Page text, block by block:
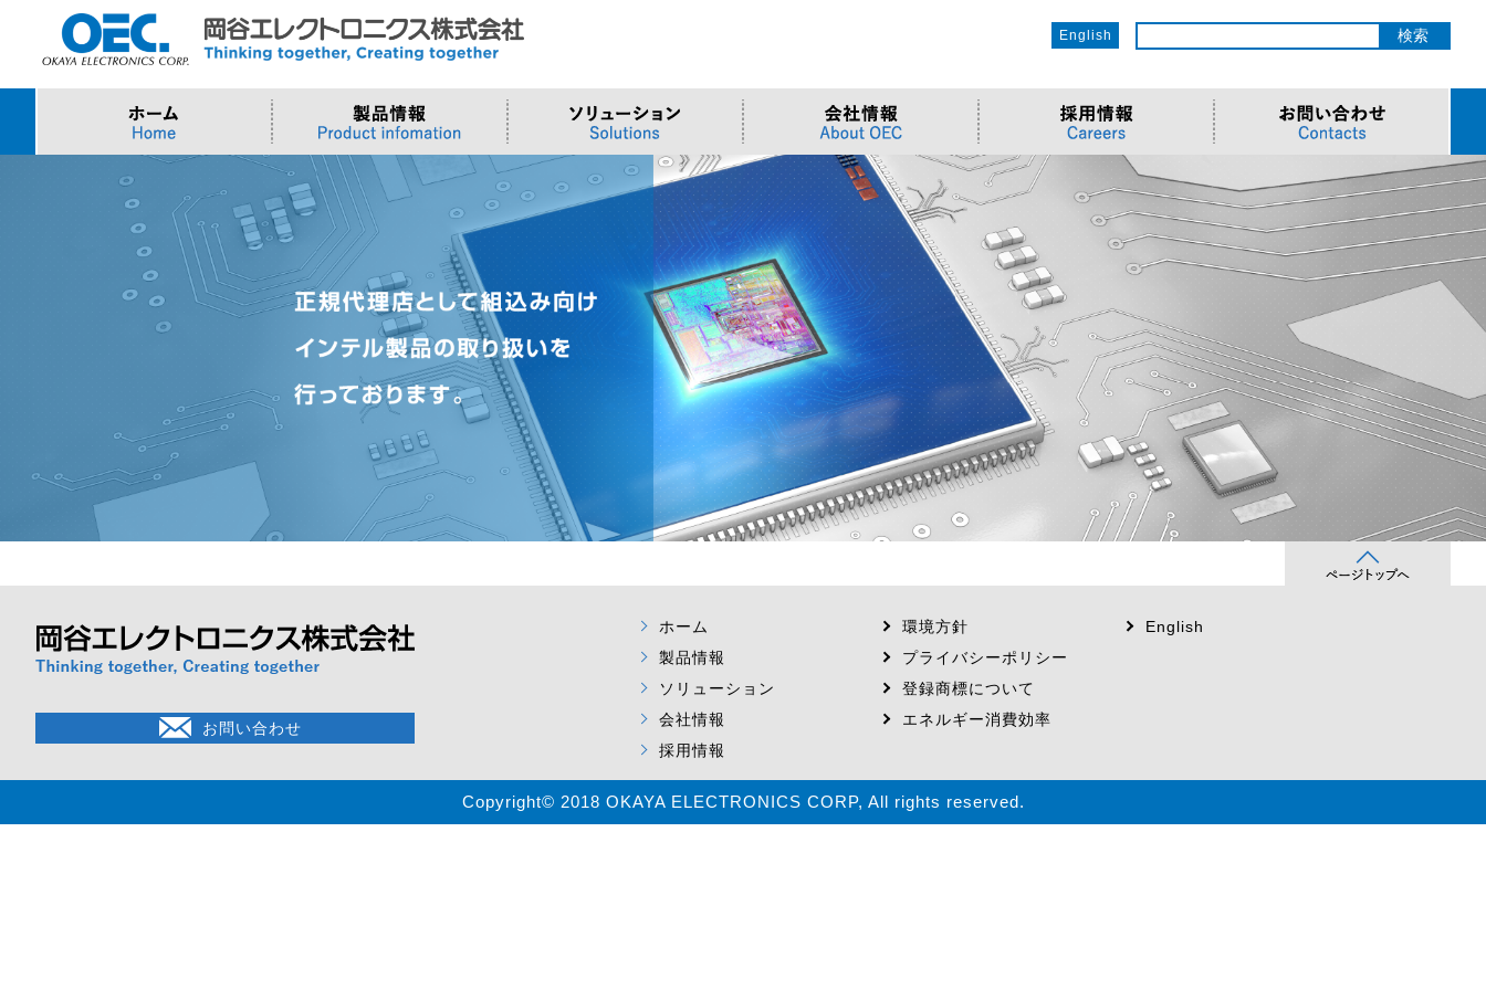
English
>Intel (IoT/Embedded)
>Intel Arc Graphics
ソフトウェア・クラウド
>Microsoft Azure
>Windows IoT
>Trellix
>AMI
システム
>Embeddedシステム
>オンライン資格確認端末
>周辺デバイス
サーバー/ネットワーク
>Supermicro
>液体冷却ソリューション
>DCBBS
>Components
>Semiconductor
>Automotive
>インテル IoTソリューション
>評価開発キット
>LLMソリューション
スマートシティ・DX
>ナガレミル / 人流・交通観測
>OTセキュリティ
>Edgeシリーズ
>Elementシリーズ
>Stellarシリーズ
>ものづくりソリューション
>有償技術サービス
>小型PCソリューション
>カスタムPCソリューション
>台湾ソリューション
>地デジテレビ
>海外電子部品選定
>トップメッセージ >沿革 >拠点一覧
>OECのCSR
>社会への取り組み
>環境への取り組み
>社員との関わり
>その他・採用お問い合わせ >当社向けご提案フォーム
お問い合わせ
ホーム
製品情報
ソリューション
会社情報
採用情報
環境方針
プライバシーポリシー
登録商標について
エネルギー消費効率
English
Copyright© 2018 OKAYA ELECTRONICS CORP, All rights reserved.